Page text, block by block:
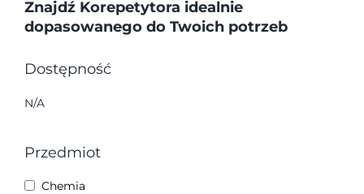
Blog
Rekrutacja
Znajdź Korepetytora idealnie
dopasowanego do Twoich potrzeb
Dostępność
N/A
Przedmiot
Chemia